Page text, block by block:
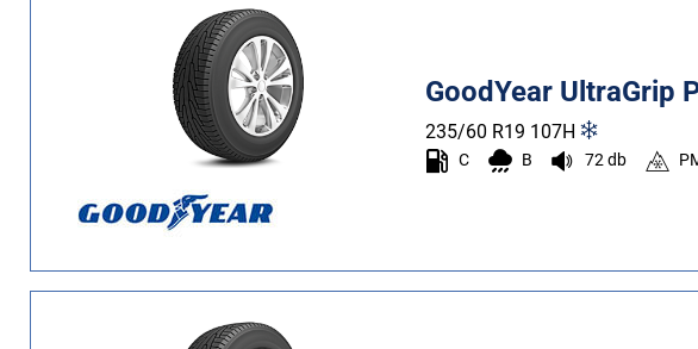
GoodYear UltraGrip
235/60 R19 107H
C B 72 db